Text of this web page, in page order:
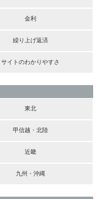
金利
繰り上げ返済
サイトのわかりやすさ
東北
甲信越・北陸
近畿
九州・沖縄